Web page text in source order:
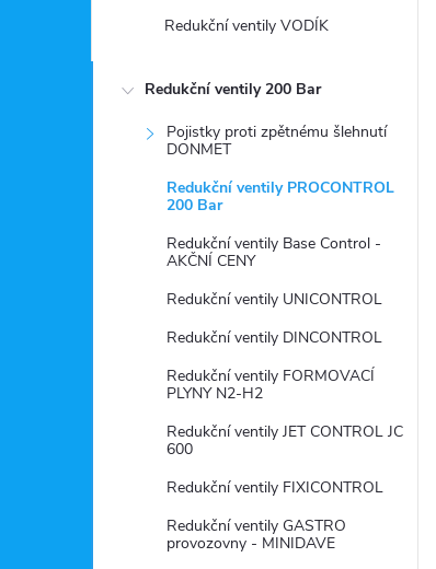
Redukční ventily VODÍK
Redukční ventily 200 Bar
Pojistky proti zpětnému šlehnutí
DONMET
Redukční ventily PROCONTROL
200 Bar
Redukční ventily Base Control -
AKČNÍ CENY
Redukční ventily UNICONTROL
Redukční ventily DINCONTROL
Redukční ventily FORMOVACÍ
PLYNY N2-H2
Redukční ventily JET CONTROL JC
600
Redukční ventily FIXICONTROL
Redukční ventily GASTRO
provozovny - MINIDAVE